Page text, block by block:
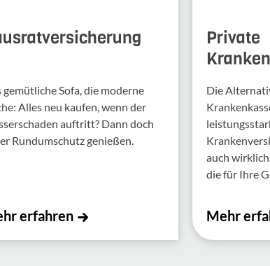
gemütliche Sofa, die moderne
Alles neu kaufen, wenn der
auftritt? Dann doch
Rundumschutz genießen.
erfahren
Private
Die
auch wirklich
die für Ihre
Mehr